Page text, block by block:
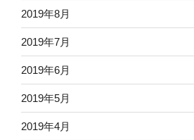
2019年8月
2019年7月
2019年6月
2019年5月
2019年4月